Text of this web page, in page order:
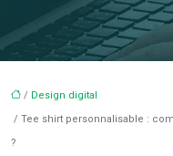
/ Design digital
/ Tee shirt personnalisable :
?